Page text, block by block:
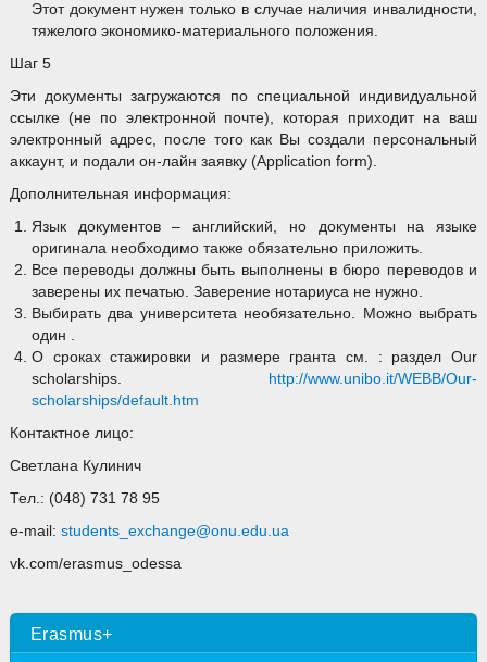
Этот документ нужен только в случае наличия инвалидности,
тяжелого экономико-материального положения.
Шаг 5
Эти документы загружаются по специальной индивидуальной
ссылке (не по электронной почте), которая приходит на ваш
электронный адрес, после того как Вы создали персональный
аккаунт, и подали он-лайн заявку (Application form).
Дополнительная информация:
Язык документов – английский, но документы на языке
оригинала необходимо также обязательно приложить.
Все переводы должны быть выполнены в бюро переводов и
заверены их печатью. Заверение нотариуса не нужно.
Выбирать два университета необязательно. Можно выбрать
один .
О сроках стажировки и размере гранта см. : раздел Our
scholarships.
http://www.unibo.it/WEBB/Our-
scholarships/default.htm
Контактное лицо:
Светлана Кулинич
Тел.: (048) 731 78 95
e-mail: students_exchange@onu.edu.ua
vk.com/erasmus_odessa
Erasmus+